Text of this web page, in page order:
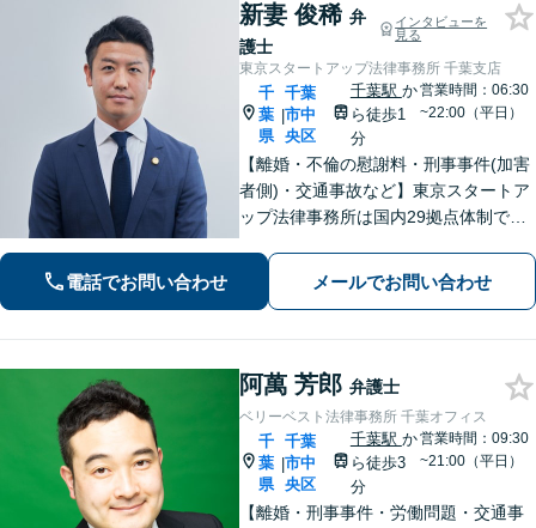
新妻 俊稀 弁
護士
インタビューを
見る
東京スタートアップ法律事務所 千葉支店
千
葉
県
|
千葉
市中
央区
千葉駅 か
ら徒歩1
分
営業時間：06:30
~22:00（平日）
【離婚・不倫の慰謝料・刑事事件(加害
者側)・交通事故など】東京スタートア
ップ法律事務所は国内29拠点体制で全
対応(法律相談は完全予約制)】各分野で
専門性の高い弁護士が寄り添い解決を
電話でお問い合わせ メールでお問い合わせ
阿萬 芳郎 弁護士
ベリーベスト法律事務所 千葉オフィス
千
葉
県
|
千葉
市中
央区
千葉駅 か
ら徒歩3
分
営業時間：09:30
~21:00（平日）
【離婚・刑事事件・労働問題・交通事